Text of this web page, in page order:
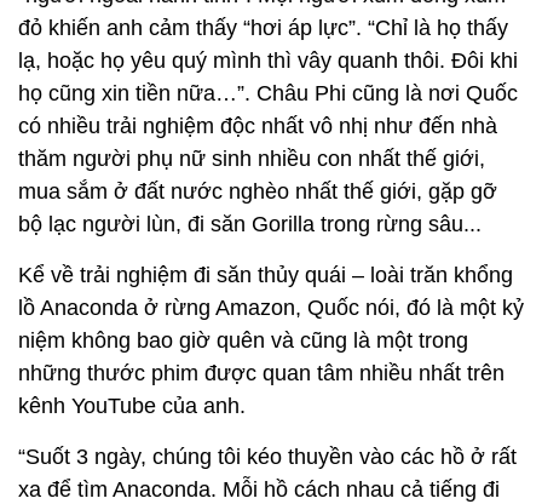
đỏ khiến anh cảm thấy “hơi áp lực”. “Chỉ là họ thấy
lạ, hoặc họ yêu quý mình thì vây quanh thôi. Đôi khi
họ cũng xin tiền nữa…”. Châu Phi cũng là nơi Quốc
có nhiều trải nghiệm độc nhất vô nhị như đến nhà
thăm người phụ nữ sinh nhiều con nhất thế giới,
mua sắm ở đất nước nghèo nhất thế giới, gặp gỡ
bộ lạc người lùn, đi săn Gorilla trong rừng sâu...
Kể về trải nghiệm đi săn thủy quái – loài trăn khổng
lồ Anaconda ở rừng Amazon, Quốc nói, đó là một kỷ
niệm không bao giờ quên và cũng là một trong
những thước phim được quan tâm nhiều nhất trên
kênh YouTube của anh.
“Suốt 3 ngày, chúng tôi kéo thuyền vào các hồ ở rất
xa để tìm Anaconda. Mỗi hồ cách nhau cả tiếng đi